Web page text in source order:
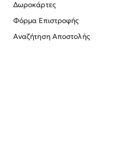
Δωροκάρτες
Φόρμα Επιστροφής
Αναζήτηση Αποστολής